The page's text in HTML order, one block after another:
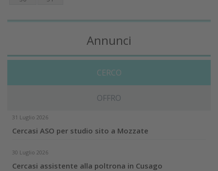
Annunci
CERCO
OFFRO
31 Luglio 2026
Cercasi ASO per studio sito a Mozzate
30 Luglio 2026
Cercasi assistente alla poltrona in Cusago